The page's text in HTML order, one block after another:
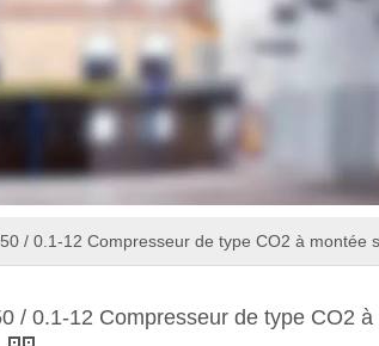
/ 0.1-12 Compresseur de type CO2 à montée
/ 0.1-12 Compresseur de type CO2